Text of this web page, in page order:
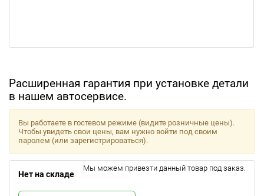
Расширенная гарантия при установке детали
в нашем автосервисе.
Вы работаете в гостевом режиме (видите розничные цены).
Чтобы увидеть свои цены, вам нужно войти под своим
паролем (или зарегистрироваться).
Нет на складе
Мы можем привезти данный товар под заказ.